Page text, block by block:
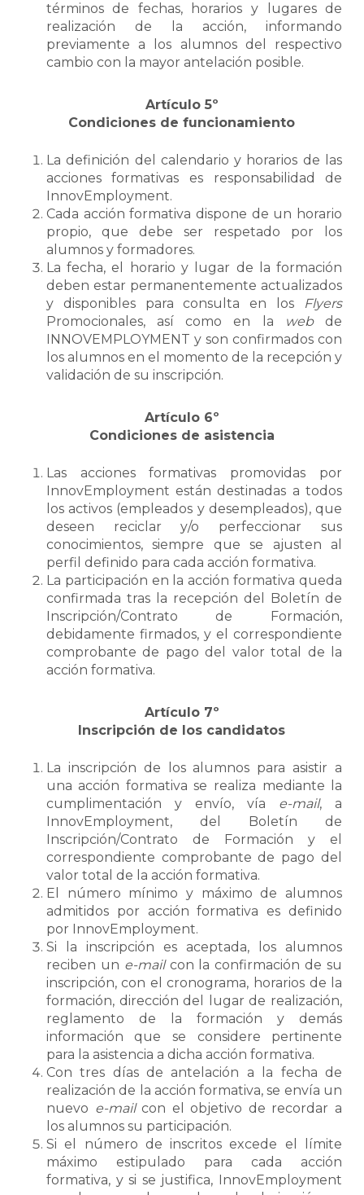
términos de fechas, horarios y lugares de
realización de la acción, informando
previamente a los alumnos del respectivo
cambio con la mayor antelación posible.
Artículo 5º
Condiciones de funcionamiento
La definición del calendario y horarios de las
acciones formativas es responsabilidad de
InnovEmployment.
Cada acción formativa dispone de un horario
propio, que debe ser respetado por los
alumnos y formadores.
La fecha, el horario y lugar de la formación
deben estar permanentemente actualizados
y disponibles para consulta en los
Flyers
Promocionales, así como en la
webde
INNOVEMPLOYMENT y son confirmados con
los alumnos en el momento de la recepción y
validación de su inscripción.
Artículo 6º
Condiciones de asistencia
Las acciones formativas promovidas por
InnovEmployment están destinadas a todos
los activos (empleados y desempleados), que
deseen reciclar y/o perfeccionar sus
conocimientos, siempre que se ajusten al
perfil definido para cada acción formativa.
La participación en la acción formativa queda
confirmada tras la recepción del Boletín de
Inscripción/Contrato de Formación,
debidamente firmados, y el correspondiente
comprobante de pago del valor total de la
acción formativa.
Artículo 7º
Inscripción de los candidatos
La inscripción de los alumnos para asistir a
una acción formativa se realiza mediante la
cumplimentación y envío, vía e-mail, a
InnovEmployment, del Boletín de
Inscripción/Contrato de Formación y el
correspondiente comprobante de pago del
valor total de la acción formativa.
El número mínimo y máximo de alumnos
admitidos por acción formativa es definido
por InnovEmployment.
Si la inscripción es aceptada, los alumnos
reciben un e-mailcon la confirmación de su
inscripción, con el cronograma, horarios de la
formación, dirección del lugar de realización,
reglamento de la formación y demás
información que se considere pertinente
para la asistencia a dicha acción formativa.
Con tres días de antelación a la fecha de
realización de la acción formativa, se envía un
nuevo e-mailcon el objetivo de recordar a
los alumnos su participación.
Si el número de inscritos excede el límite
máximo estipulado para cada acción
formativa, y si se justifica, InnovEmployment